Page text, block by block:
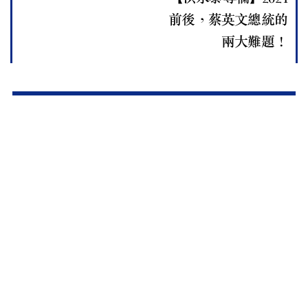
前後，蔡英文總統的
兩大難題！